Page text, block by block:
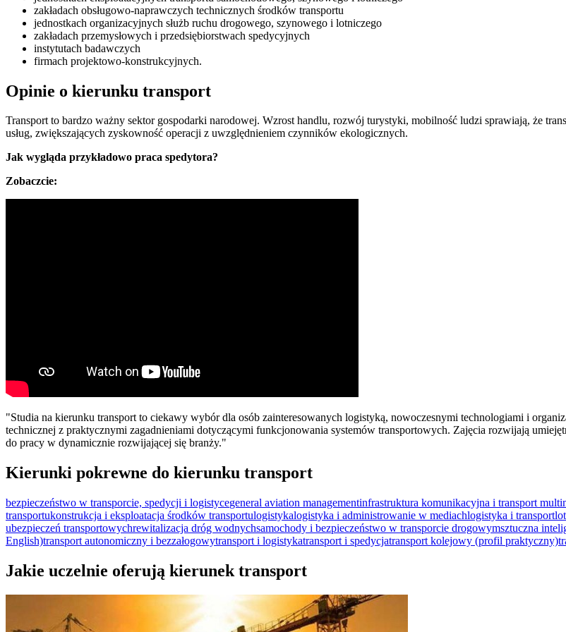
zakładach obsługowo-naprawczych technicznych środków transportu
jednostkach organizacyjnych służb ruchu drogowego, szynowego i lotniczego
zakładach przemysłowych i przedsiębiorstwach spedycyjnych
instytutach badawczych
firmach projektowo-konstrukcyjnych.
Opinie o kierunku transport
Transport to bardzo ważny sektor gospodarki narodowej. Wzrost handlu, rozwój turystyki, mobilność ludzi sprawiają, że
usług, zwiększających zyskowność operacji z uwzględnieniem czynników ekologicznych.
Jak wygląda przykładowo praca spedytora?
Zobaczcie:
"Studia na kierunku transport to ciekawy wybór dla osób zainteresowanych logistyką, nowoczesnymi technologiami i
technicznej z praktycznymi zagadnieniami dotyczącymi funkcjonowania systemów transportowych. Zajęcia rozwijają
do pracy w dynamicznie rozwijającej się branży."
Kierunki pokrewne do kierunku transport
bezpieczeństwo w transporcie, spedycji i logistycegeneral aviation managementinfrastruktura komunikacyjna i transport
transportukonstrukcja i eksploatacja środków transportulogistykalogistyka i administrowanie w mediachlogistyka i transport
ubezpieczeń transportowychrewitalizacja dróg wodnychsamochody i bezpieczeństwo w transporcie drogowymsztuczna
English)transport autonomiczny i bezzałogowytransport i logistykatransport i spedycjatransport kolejowy (profil praktyczny)
Jakie uczelnie oferują kierunek transport